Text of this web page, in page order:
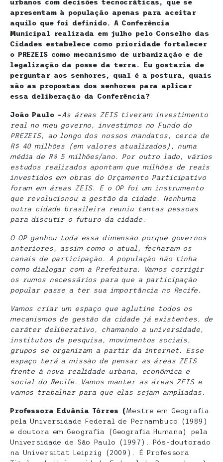
urbanos com decisões tecnocráticas, que se
apresentam à população apenas para aceitar
aquilo que foi definido. A Conferência
Municipal realizada em julho pelo Conselho das
Cidades estabelece como prioridade fortalecer
o PREZEIS como mecanismo de urbanização e de
legalização da posse da terra. Eu gostaria de
perguntar aos senhores, qual é a postura, quais
são as propostas dos senhores para aplicar
essa deliberação da Conferência?
João Paulo –As áreas ZEIS tiveram investimento
real no meu governo, investimos no Fundo do
PREZEIS, ao longo dos nossos mandatos, cerca de
R$ 40 milhões (em valores atualizados), numa
média de R$ 5 milhões/ano. Por outro lado, vários
estudos realizados apontam que milhões de reais
investidos em obras do Orçamento Participativo
foram em áreas ZEIS.
E o OP foi um instrumento
que revolucionou a gestão da cidade. Nenhuma
outra cidade brasileira reuniu tantas pessoas
para discutir o futuro da cidade.
O OP ganhou toda essa dimensão porque governos
anteriores, assim como o atual, fecharam os
canais de participação. A população não tinha
como dialogar com a Prefeitura. Vamos corrigir
os rumos necessários para que a participação
popular passe a ter sua importância no Recife.
Vamos criar um espaço que aglutine todos os
mecanismos de gestão da cidade já existentes, de
caráter deliberativo, chamando a universidade,
institutos de pesquisa, movimentos sociais,
grupos se organizam a partir da internet. Esse
espaço terá a missão de pensar as áreas ZEIS
frente à nova realidade urbana, econômica e
social do Recife. Vamos manter as áreas ZEIS e
vamos trabalhar para que elas sejam ampliadas.
Professora Edvânia Tôrres (Mestre em Geografia
pela Universidade Federal de Pernambuco (1989)
e doutora em Geografia (Geografia Humana) pela
Universidade de São Paulo (1997). Pós-doutorado
na Universitat Leipzig (2009). É Professora